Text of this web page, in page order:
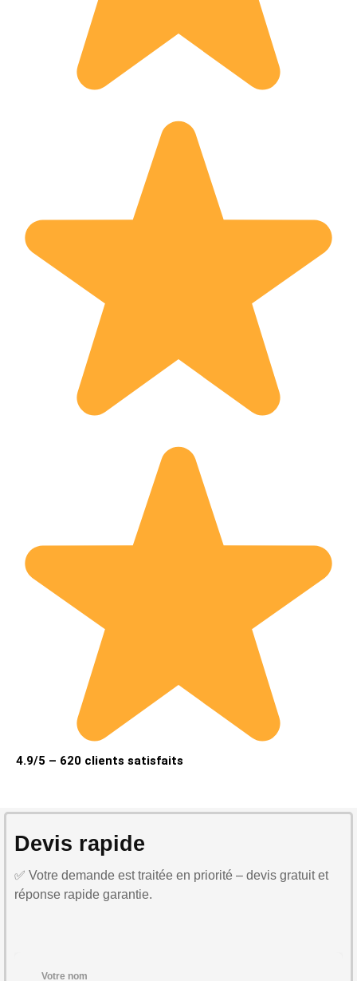
4.9/5 – 620 clients satisfaits
Devis rapide
✅ Votre demande est traitée en priorité – devis gratuit et
réponse rapide garantie.
Votre nom